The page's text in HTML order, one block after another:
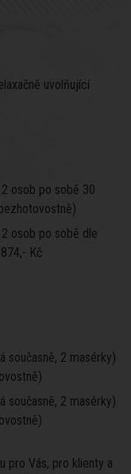
uvolňující
osob po sobě 30
osob po sobě dle
Kč
současně, 2 masérky)
současně, 2 masérky)
pro Vás, pro klienty a